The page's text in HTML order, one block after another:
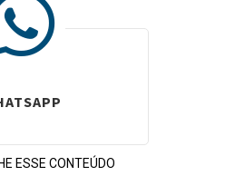
ESSE CONTEÚDO